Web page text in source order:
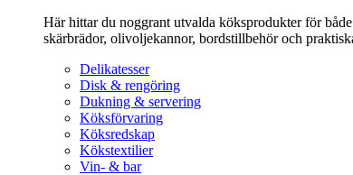
Här hittar du noggrant utvalda köksprodukter för
skärbrädor, olivoljekannor, bordstillbehör och
Delikatesser
Disk & rengöring
Dukning & servering
Köksförvaring
Köksredskap
Kökstextilier
Vin- & bar